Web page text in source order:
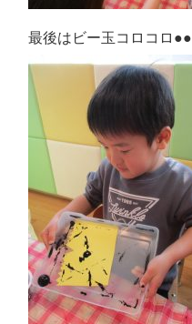
最後はビー玉コロコロ●●